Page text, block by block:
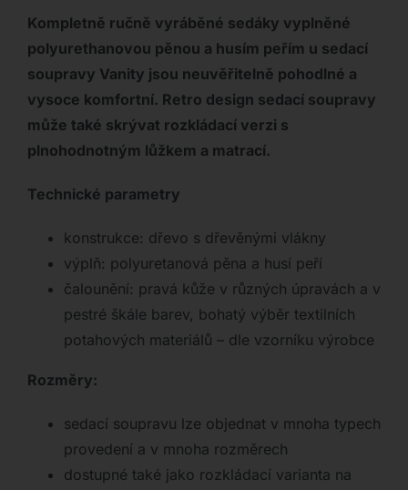
Kompletně ručně vyráběné sedáky vyplněné
polyurethanovou pěnou a husím peřím u sedací
soupravy Vanity jsou neuvěřitelně pohodlné a
vysoce komfortní. Retro design sedací soupravy
může také skrývat rozkládací verzi s
plnohodnotným lůžkem a matrací.
Technické parametry
konstrukce: dřevo s dřevěnými vlákny
výplň: polyuretanová pěna a husí peří
čalounění: pravá kůže v různých úpravách a v
pestré škále barev, bohatý výběr textilních
potahových materiálů – dle vzorníku výrobce
Rozměry:
sedací soupravu lze objednat v mnoha typech
provedení a v mnoha rozměrech
dostupné také jako rozkládací varianta na